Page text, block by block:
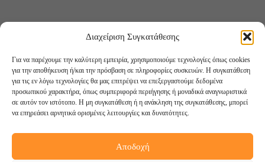
Διαχείριση Συγκατάθεσης
Για να παρέχουμε την καλύτερη εμπειρία, χρησιμοποιούμε τεχνολογίες όπως cookies
για την αποθήκευση ή/και την πρόσβαση σε πληροφορίες συσκευών. Η συγκατάθεση
για τις εν λόγω τεχνολογίες θα μας επιτρέψει να επεξεργαστούμε δεδομένα
προσωπικού χαρακτήρα, όπως συμπεριφορά περιήγησης ή μοναδικά αναγνωριστικά
σε αυτόν τον ιστότοπο. Η μη συγκατάθεση ή η ανάκληση της συγκατάθεσης, μπορεί
να επηρεάσει αρνητικά ορισμένες λειτουργίες και δυνατότητες.
Αποδοχή